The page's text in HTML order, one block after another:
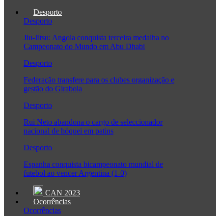
Desporto
Desporto
Jiu-Jitsu: Angola conquista terceira medalha no
Campeonato do Mundo em Abu Dhabi
Desporto
Federação transfere para os clubes organização e
gestão do Girabola
Desporto
Rui Neto abandona o cargo de seleccionador
nacional de hóquei em patins
Desporto
Espanha conquista bicampeonato mundial de
futebol ao vencer Argentina (1-0)
CAN 2023
Ocorrências
Ocorrências